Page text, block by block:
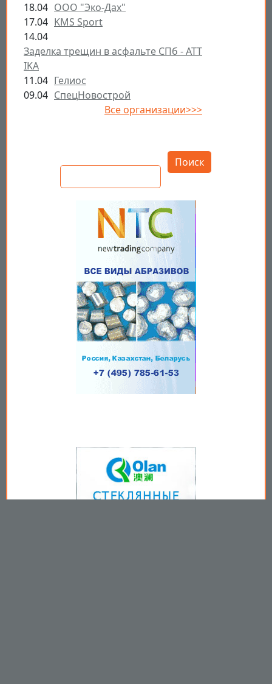
18.04 ООО "Эко-Дах"
17.04 KMS Sport
14.04
Заделка трещин в асфальте СПб - ATT
IKA
11.04 Гелиос
09.04 СпецНовострой
Все организации>>>